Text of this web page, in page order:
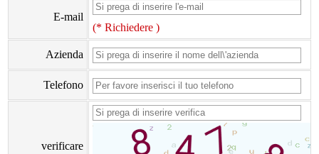
E-mail
(* Richiedere )
Azienda
Telefono
verificare